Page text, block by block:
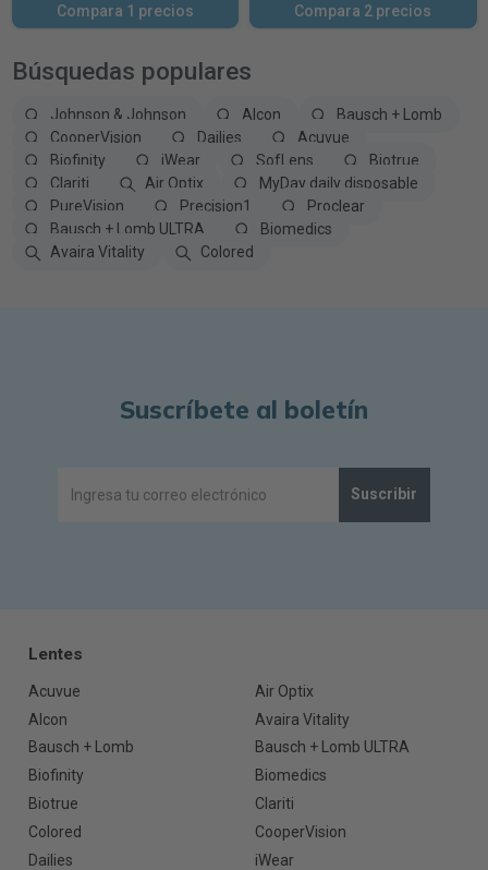
Compara 1 precios Compara 2 precios
Búsquedas populares
Johnson & Johnson Alcon
Bausch + Lomb
CooperVision
Dailies
Acuvue
Biofinity
iWear SofLens
Biotrue
Clariti
Air Optix
MyDay daily disposable
PureVision
Precision1
Proclear
Bausch + Lomb ULTRA
Biomedics
Avaira Vitality
Colored
Suscríbete al boletín
Suscribir
Lentes
Acuvue
Air Optix
Alcon
Avaira Vitality
Bausch + Lomb
Bausch + Lomb ULTRA
Biofinity
Biomedics
Biotrue
Clariti
Colored
CooperVision
Dailies
iWear